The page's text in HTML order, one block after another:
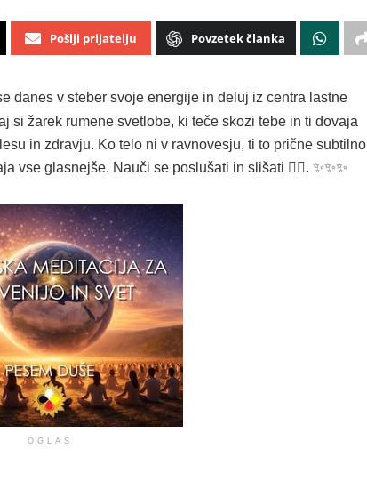
Pošlji prijatelju Povzetek članka
danes v steber svoje energije in deluj iz centra lastne
si žarek rumene svetlobe, ki teče skozi tebe in ti dovaja
in zdravju. Ko telo ni v ravnovesju, ti to prične subtilno
vse glasnejše. Nauči se poslušati in slišati 🧘‍♀️. ✨️✨️✨️
OGLAS